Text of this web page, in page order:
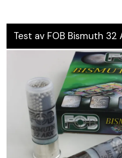
Test av FOB Bismuth 32